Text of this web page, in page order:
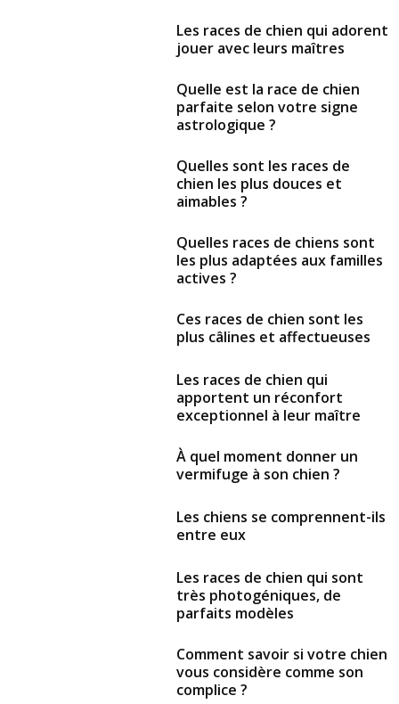
Les races de chien qui adorent
jouer avec leurs maîtres
Quelle est la race de chien
parfaite selon votre signe
astrologique ?
Quelles sont les races de
chien les plus douces et
aimables ?
Quelles races de chiens sont
les plus adaptées aux familles
actives ?
Ces races de chien sont les
plus câlines et affectueuses
Les races de chien qui
apportent un réconfort
exceptionnel à leur maître
À quel moment donner un
vermifuge à son chien ?
Les chiens se comprennent-ils
entre eux
Les races de chien qui sont
très photogéniques, de
parfaits modèles
Comment savoir si votre chien
vous considère comme son
complice ?